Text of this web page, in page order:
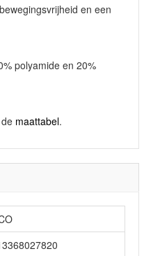
en een
polyamide en 20%
maattabel.